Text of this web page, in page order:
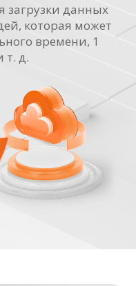
загрузки данных
которая может
времени, 1
т. д.